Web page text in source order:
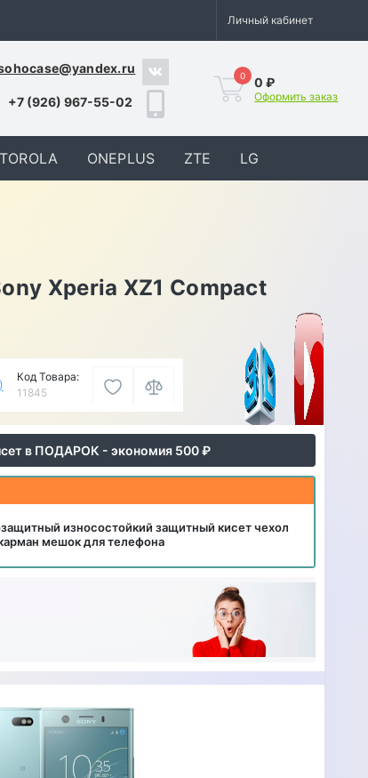
Личный кабинет
+7 (926) 967-55-02
0 0 ₽
Оформить заказ
ONEPLUS ZTE LG
Xperia XZ1 Compact
Код Товара:
11845
в ПОДАРОК - экономия 500 ₽
износостойкий защитный кисет чехол
мешок для телефона